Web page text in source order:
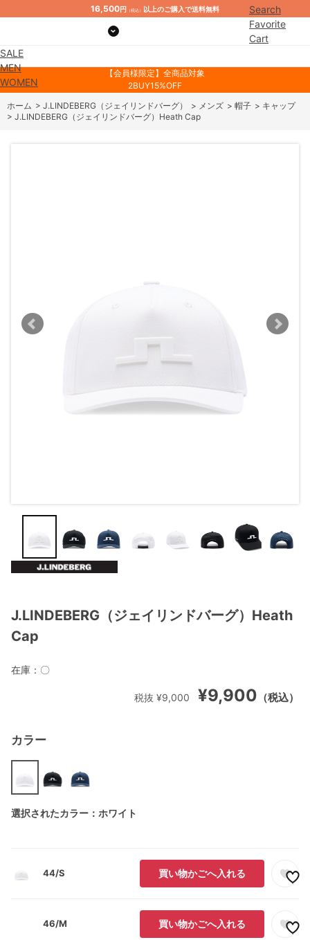
16,500円 （税込） 以上のご購入で送料無料
Search
Favorite
Cart
SALE
MEN
WOMEN
【会員様限定】全商品対象
2BUY15%OFF
ホーム > J.LINDEBERG（ジェイリンドバーグ） > メンズ > 帽子 > キャップ
> J.LINDEBERG（ジェイリンドバーグ）Heath Cap
J.LINDEBERG（ジェイリンドバーグ）Heath
Cap
¥9,900 （税込）
税抜 ¥9,000
カラー
選択されたカラー：ホワイト
44/S 買い物かごへ入れる
46/M 買い物かごへ入れる
在庫： 〇